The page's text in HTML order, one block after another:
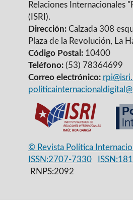
Relaciones Internacionales
(ISRI).
Dirección:Calzada 308
Plaza de la Revolución, La
Código Postal:10400
Teléfono:(53) 78364699
Correo electrónico:
© Revista Política
ISSN:2707-7330
RNPS:2092